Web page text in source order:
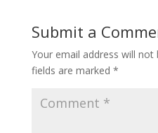
Submit a
Your email address will not
fields are marked *